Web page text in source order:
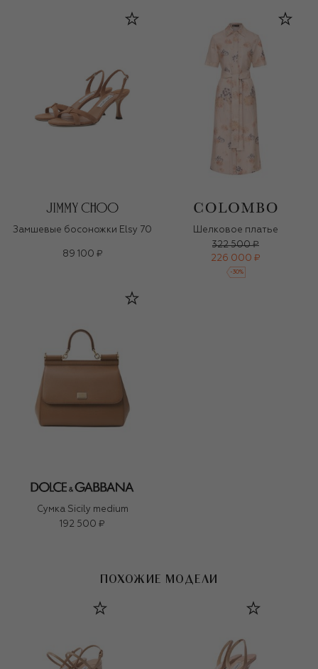
Замшевые босоножки Elsy 70
89 100 ₽
Шелковое платье
322 500 ₽
226 000 ₽
-30%
Сумка Sicily medium
192 500 ₽
ПОХОЖИЕ МОДЕЛИ